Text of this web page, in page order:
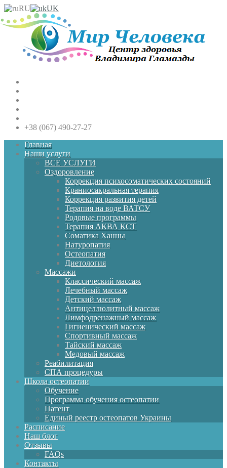
RU UK
+38 (067) 490-27-27
Главная
Наши услуги
ВСЕ УСЛУГИ
Оздоровление
Коррекция психосоматических состояний
Краниосакральная терапия
Коррекция развития детей
Терапия на воде ВАТСУ
Родовые программы
Терапия АКВА КСТ
Соматика Ханны
Натуропатия
Остеопатия
Диетология
Массажи
Классический массаж
Лечебный массаж
Детский массаж
Антицеллюлитный массаж
Лимфодренажный массаж
Гигиенический массаж
Спортивный массаж
Тайский массаж
Медовый массаж
Реабилитация
СПА процедуры
Школа остеопатии
Обучение
Программа обучения остеопатии
Патент
Единый реестр остеопатов Украины
Расписание
Наш блог
Отзывы
FAQs
Контакты